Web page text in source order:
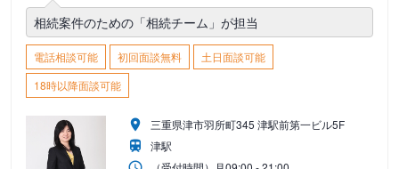
相続案件のための「相続チーム」が担当
電話相談可能 初回面談無料
土日面談可能
18時以降面談可能
三重県津市羽所町345 津駅前第一ビル5F
津駅